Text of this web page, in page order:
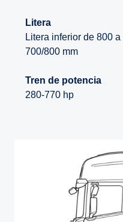
Litera
Litera inferior de 800
700/800 mm
Tren de potencia
280-770 hp